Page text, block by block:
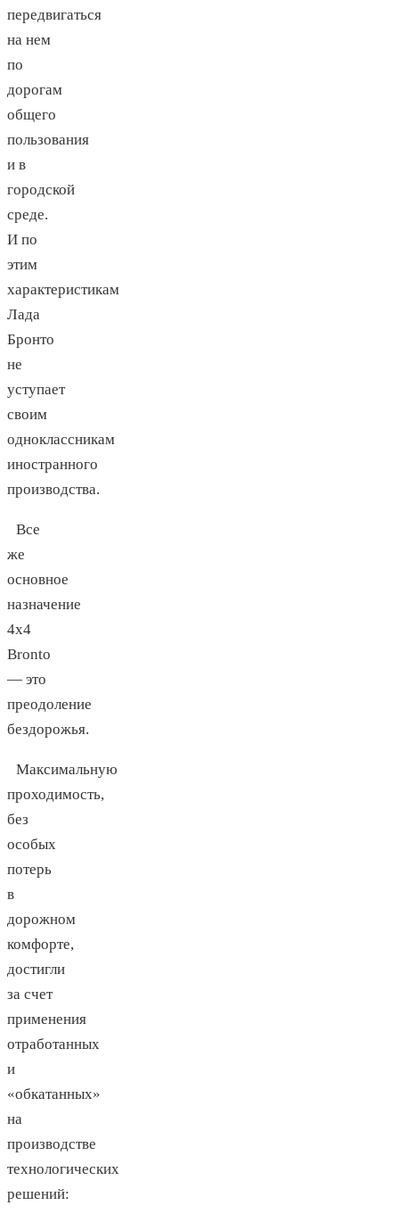
передвигаться
на нем
по
дорогам
общего
пользования
и в
городской
среде.
И по
этим
характеристикам
Лада
Бронто
не
уступает
своим
одноклассникам
иностранного
производства.
Все
же
основное
назначение
4х4
Bronto
— это
преодоление
бездорожья.
Максимальную
проходимость,
без
особых
потерь
в
дорожном
комфорте,
достигли
за счет
применения
отработанных
и
«обкатанных»
на
производстве
технологических
решений: